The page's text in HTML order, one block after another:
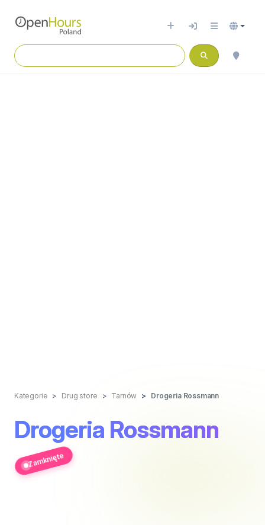
Kategorie Drug store Tarnów Drogeria Rossmann
Drogeria Rossmann
Zamknięte